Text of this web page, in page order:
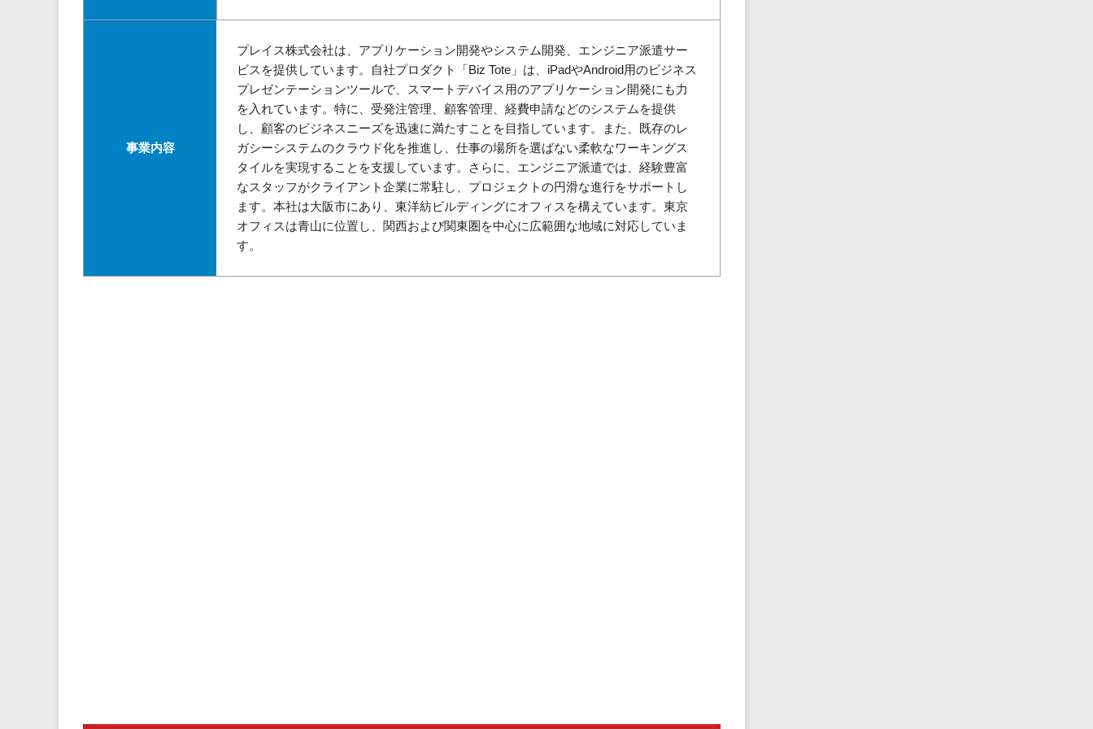
事業内容
プレイス株式会社は、アプリケーション開発やシステム開発、エンジニア派遣サー
ビスを提供しています。自社プロダクト「Biz Tote」は、iPadやAndroid用のビジネス
プレゼンテーションツールで、スマートデバイス用のアプリケーション開発にも力
を入れています。特に、受発注管理、顧客管理、経費申請などのシステムを提供
し、顧客のビジネスニーズを迅速に満たすことを目指しています。また、既存のレ
ガシーシステムのクラウド化を推進し、仕事の場所を選ばない柔軟なワーキングス
タイルを実現することを支援しています。さらに、エンジニア派遣では、経験豊富
なスタッフがクライアント企業に常駐し、プロジェクトの円滑な進行をサポートし
ます。本社は大阪市にあり、東洋紡ビルディングにオフィスを構えています。東京
オフィスは青山に位置し、関西および関東圏を中心に広範囲な地域に対応していま
す。